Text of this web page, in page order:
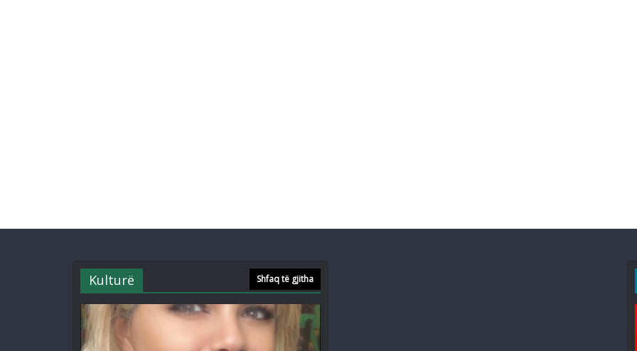
Kulturë Shfaq të gjitha